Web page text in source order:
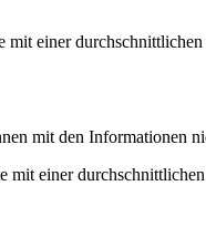
mit einer
mit den Informationen
mit einer